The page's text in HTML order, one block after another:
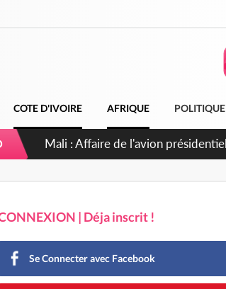
COTE D'IVOIRE AFRIQUE POLITIQUE
| Déja inscrit !
Se Connecter avec Facebook